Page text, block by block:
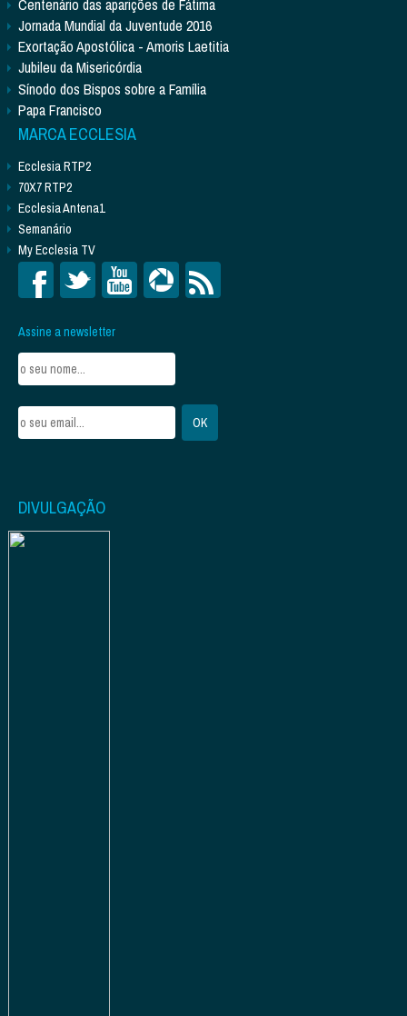
Centenário das aparições de Fátima
Jornada Mundial da Juventude 2016
Exortação Apostólica - Amoris Laetitia
Jubileu da Misericórdia
Sínodo dos Bispos sobre a Família
Papa Francisco
MARCA ECCLESIA
Ecclesia RTP2
70X7 RTP2
Ecclesia Antena1
Semanário
My Ecclesia TV
Assine a newsletter
DIVULGAÇÃO